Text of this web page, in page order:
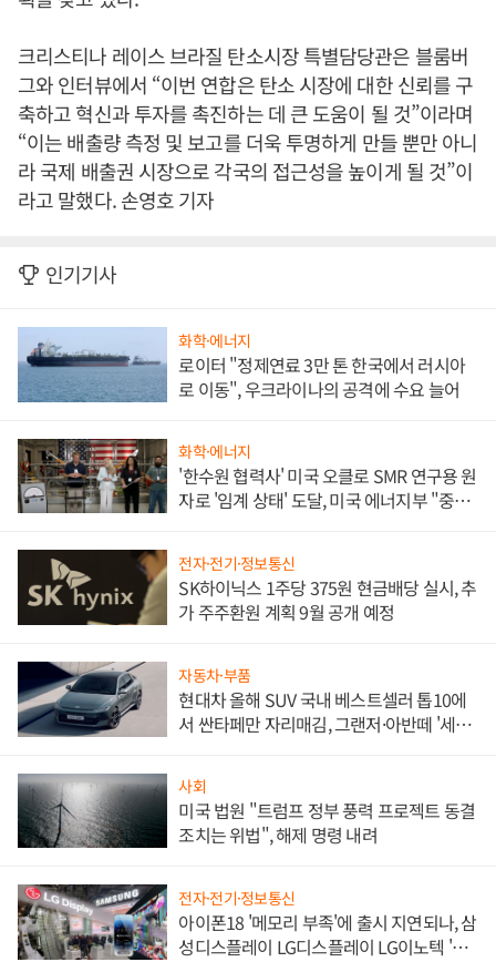
크리스티나 레이스 브라질 탄소시장 특별담당관은 블룸버
그와 인터뷰에서 “이번 연합은 탄소 시장에 대한 신뢰를 구
축하고 혁신과 투자를 촉진하는 데 큰 도움이 될 것”이라며
“이는 배출량 측정 및 보고를 더욱 투명하게 만들 뿐만 아니
라 국제 배출권 시장으로 각국의 접근성을 높이게 될 것”이
라고 말했다. 손영호 기자
인기기사
화학·에너지
로이터 "정제연료 3만 톤 한국에서 러시아
로 이동", 우크라이나의 공격에 수요 늘어
화학·에너지
'한수원 협력사' 미국 오클로 SMR 연구용 원
자로 '임계 상태' 도달, 미국 에너지부 "중요
전자·전기·정보통신
SK하이닉스 1주당 375원 현금배당 실시, 추
가 주주환원 계획 9월 공개 예정
자동차·부품
현대차 올해 SUV 국내 베스트셀러 톱10에
서 싼타페만 자리매김, 그랜저·아반떼 '세단
사회
미국 법원 "트럼프 정부 풍력 프로젝트 동결
조치는 위법", 해제 명령 내려
전자·전기·정보통신
아이폰18 '메모리 부족'에 출시 지연되나, 삼
성디스플레이 LG디스플레이 LG이노텍 '탈